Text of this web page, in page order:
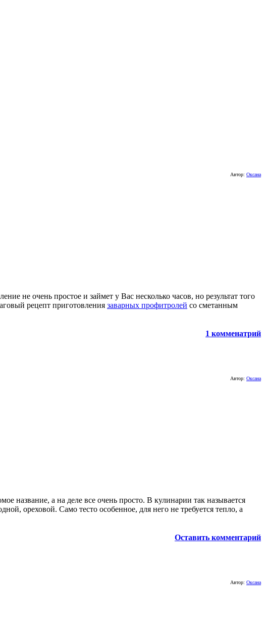
Автор: Оксана
не очень простое и займет у Вас несколько часов, но результат того
рецепт приготовления заварных профитролей со сметанным
1 комменатрий
Автор: Оксана
название, а на деле все очень просто. В кулинарии так называется
ореховой. Само тесто особенное, для него не требуется тепло, а
Оставить комментарий
Автор: Оксана